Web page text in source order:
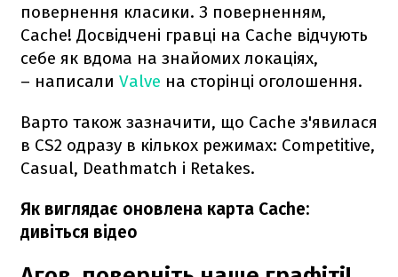
повернення класики. З поверненням,
Cache! Досвідчені гравці на Cache відчують
себе як вдома на знайомих локаціях,
– написали Valve на сторінці оголошення.
Варто також зазначити, що Cache з'явилася
в CS2 одразу в кількох режимах: Competitive,
Casual, Deathmatch і Retakes.
Як виглядає оновлена карта Cache:
дивіться відео